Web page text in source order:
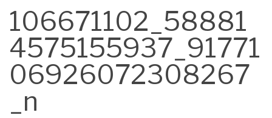
106671102_58881
4575155937_91771
06926072308267
_n